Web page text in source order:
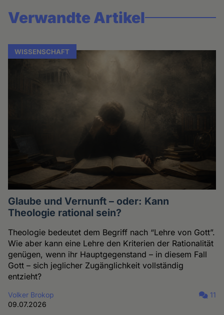
Verwandte Artikel
WISSENSCHAFT
Glaube und Vernunft – oder: Kann
Theologie rational sein?
Theologie bedeutet dem Begriff nach “Lehre von Gott”.
Wie aber kann eine Lehre den Kriterien der Rationalität
genügen, wenn ihr Hauptgegenstand – in diesem Fall
Gott – sich jeglicher Zugänglichkeit vollständig
entzieht?
Volker Brokop
09.07.2026
11